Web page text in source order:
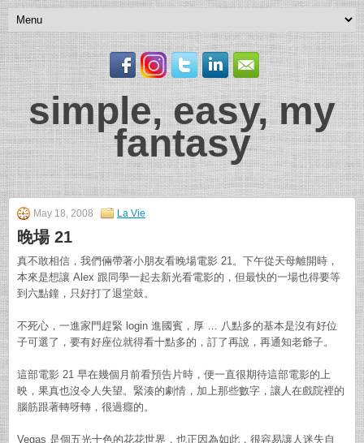
simple, easy, my
fantasy
May 18, 2008 La Vie
晚場 21
真不敢相信，我們倆帶著小朋友看晚場電影 21。下午從天母離開時，
本來是想讓 Alex 跟同學一起去新光看電影的，但最快的一場也得要等
到六點鐘，只好打了退堂鼓。
不死心，一進家門趕緊 login 進國賓，厚 … 八點多的基本是沒有好位
子可選了，要有好座位就得看十點多的，訂了再說，再通知老爺子。
這部電影 21 早在幾個月前看預告片時，便一直很期待這部電影的上
映，果真也沒令人失望。緊湊的劇情，加上那些數字，讓人在戲院裡的
腦筋跟著轉呀轉，很過癮的。
Vegas 是個五光十色的花花世界，也正因為如此，很容易讓人迷失自